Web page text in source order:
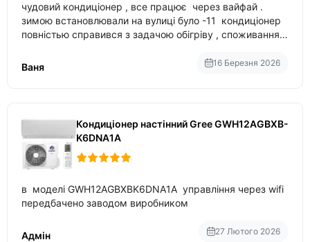
чудовий кондиціонер , все працює через вайфай .
зимою встановлювали на вулиці було -11 кондиціонер
повністью справився з задачою обігріву , споживання
температури
Ваня 16 Березня 2026
Кондиціонер настінний Gree GWH12AGBXB-
K6DNA1A
в моделі GWH12AGBXBK6DNA1A управління через wifi
передбачено заводом виробником
Адмін 27 Лютого 2026